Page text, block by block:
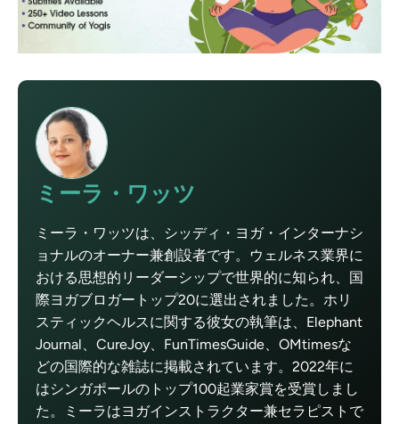
ミーラ・ワッツ
ミーラ・ワッツは、シッディ・ヨガ・インターナシ
ョナルのオーナー兼創設者です。ウェルネス業界に
おける思想的リーダーシップで世界的に知られ、国
際ヨガブロガートップ20に選出されました。ホリ
スティックヘルスに関する彼女の執筆は、Elephant
Journal、CureJoy、FunTimesGuide、OMtimesな
どの国際的な雑誌に掲載されています。2022年に
はシンガポールのトップ100起業家賞を受賞しまし
た。ミーラはヨガインストラクター兼セラピストで